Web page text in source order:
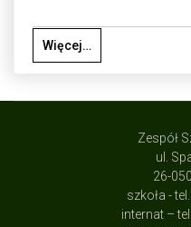
Więcej…
Zespół
ul.
26-
szkoła -
internat –